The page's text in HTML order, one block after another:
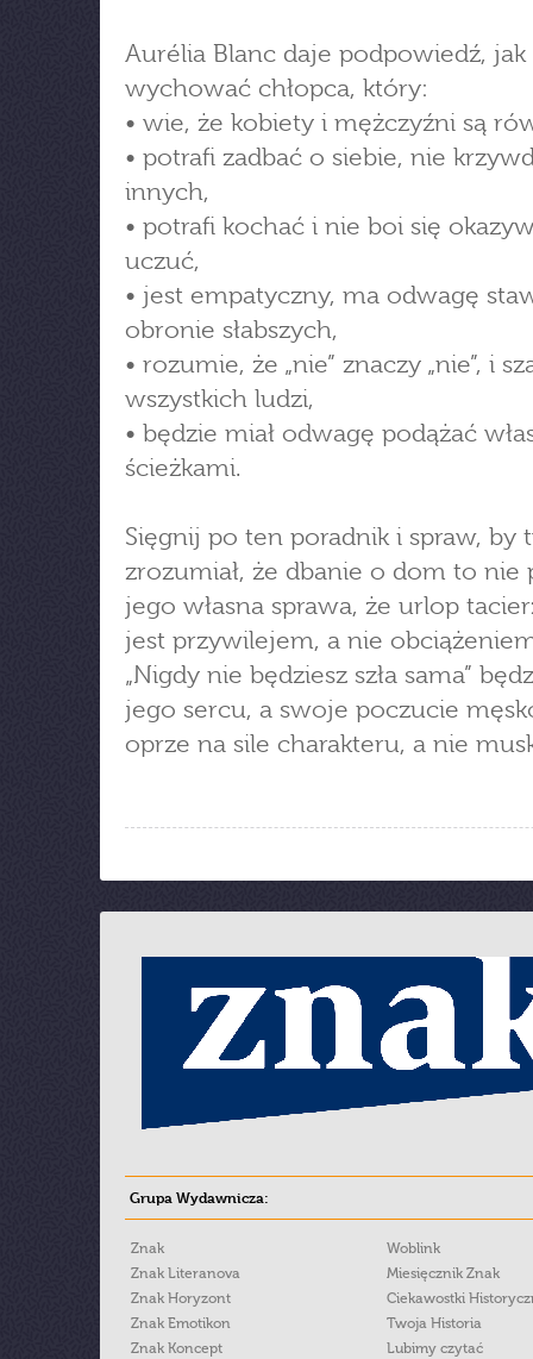
Aurélia Blanc daje podpowiedź, jak
wychować chłopca, który:
• wie, że kobiety i mężczyźni są
• potrafi zadbać o siebie, nie
innych,
• potrafi kochać i nie boi się
uczuć,
• jest empatyczny, ma odwagę
obronie słabszych,
• rozumie, że „nie” znaczy „nie”, i
wszystkich ludzi,
• będzie miał odwagę podążać
ścieżkami.
Sięgnij po ten poradnik i spraw, by
zrozumiał, że dbanie o dom to nie
jego własna sprawa, że urlop
jest przywilejem, a nie
„Nigdy nie będziesz szła sama”
jego sercu, a swoje poczucie
oprze na sile charakteru, a nie
Grupa Wydawnicza:
Znak
Znak Literanova
Znak Horyzont
Znak Emotikon
Znak Koncept
Woblink
Miesięcznik Znak
Ciekawostki
Twoja Historia
Lubimy czytać